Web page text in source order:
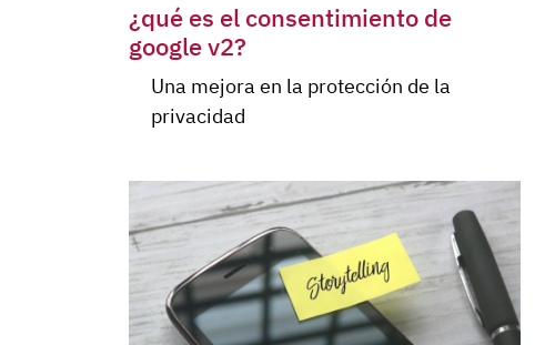
¿qué es el consentimiento de
google v2?
Una mejora en la protección de la
privacidad